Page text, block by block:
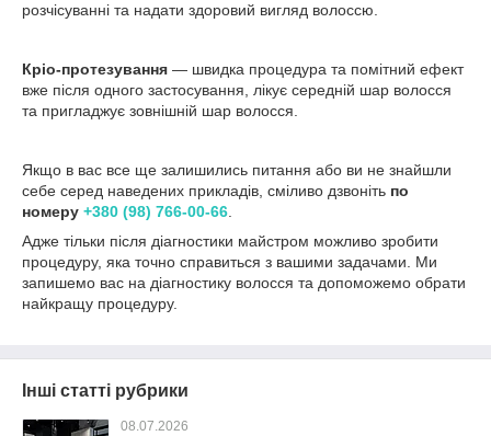
розчісуванні та надати здоровий вигляд волоссю.
Кріо-протезування — швидка процедура та помітний ефект
вже після одного застосування, лікує середній шар волосся
та пригладжує зовнішній шар волосся.
Якщо в вас все ще залишились питання або ви не знайшли
себе серед наведених прикладів, сміливо дзвоніть по
номеру +380 (98) 766-00-66.
Адже тільки після діагностики майстром можливо зробити
процедуру, яка точно справиться з вашими задачами. Ми
запишемо вас на діагностику волосся та допоможемо обрати
найкращу процедуру.
Інші статті рубрики
08.07.2026